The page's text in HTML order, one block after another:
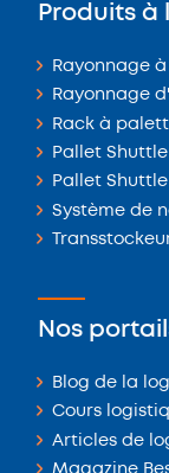
Produits à
Rayonnage
Rayonnage
Rack à
Pallet Shuttle
Pallet
Système de
Nos
Blog de la
Cours
Articles de